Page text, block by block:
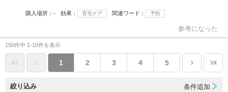
購入場所 - 効果 育毛ケア 関連ワード 予防
参考になった
150件中 1-10件を表示
1 2 3 4 5
絞り込み 条件追加